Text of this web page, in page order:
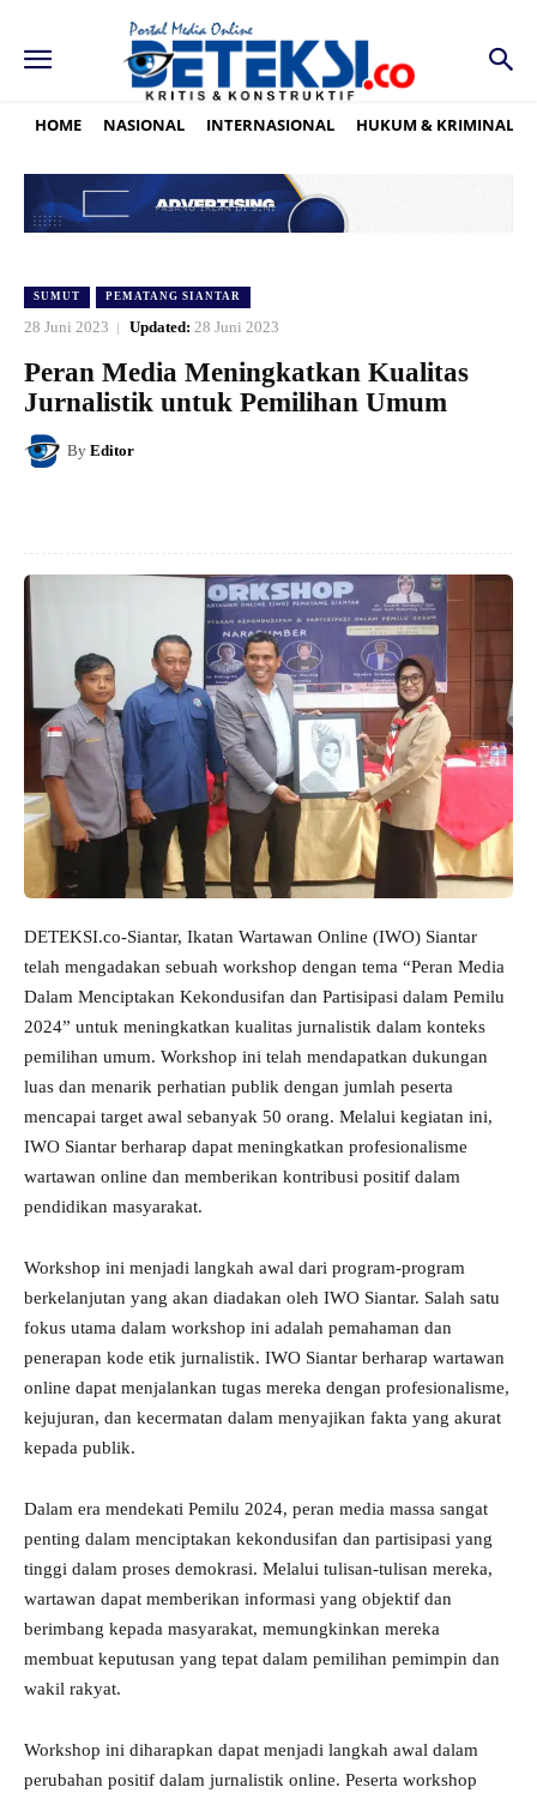
HOME NASIONAL INTERNASIONAL HUKUM & KRIMINAL
SUMUT PEMATANG SIANTAR
28 Juni 2023 Updated: 28 Juni 2023
Peran Media Meningkatkan Kualitas
Jurnalistik untuk Pemilihan Umum
By Editor
DETEKSI.co-Siantar, Ikatan Wartawan Online (IWO) Siantar
telah mengadakan sebuah workshop dengan tema “Peran Media
Dalam Menciptakan Kekondusifan dan Partisipasi dalam Pemilu
2024” untuk meningkatkan kualitas jurnalistik dalam konteks
pemilihan umum. Workshop ini telah mendapatkan dukungan
luas dan menarik perhatian publik dengan jumlah peserta
mencapai target awal sebanyak 50 orang. Melalui kegiatan ini,
IWO Siantar berharap dapat meningkatkan profesionalisme
wartawan online dan memberikan kontribusi positif dalam
pendidikan masyarakat.
Workshop ini menjadi langkah awal dari program-program
berkelanjutan yang akan diadakan oleh IWO Siantar. Salah satu
fokus utama dalam workshop ini adalah pemahaman dan
penerapan kode etik jurnalistik. IWO Siantar berharap wartawan
online dapat menjalankan tugas mereka dengan profesionalisme,
kejujuran, dan kecermatan dalam menyajikan fakta yang akurat
kepada publik.
Dalam era mendekati Pemilu 2024, peran media massa sangat
penting dalam menciptakan kekondusifan dan partisipasi yang
tinggi dalam proses demokrasi. Melalui tulisan-tulisan mereka,
wartawan dapat memberikan informasi yang objektif dan
berimbang kepada masyarakat, memungkinkan mereka
membuat keputusan yang tepat dalam pemilihan pemimpin dan
wakil rakyat.
Workshop ini diharapkan dapat menjadi langkah awal dalam
perubahan positif dalam jurnalistik online. Peserta workshop